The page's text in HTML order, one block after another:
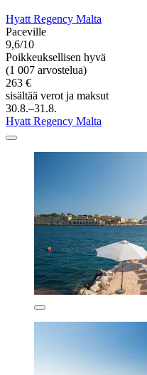
Hyatt Regency Malta
Paceville
9,6/10
Poikkeuksellisen hyvä
(1 007 arvostelua)
263 €
sisältää verot ja maksut
30.8.–31.8.
Hyatt Regency Malta